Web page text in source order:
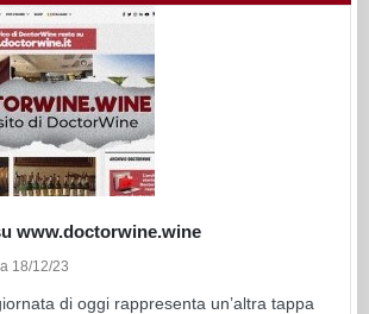
www.doctorwine.wine
18/12/23
di oggi rappresenta un’altra tappa